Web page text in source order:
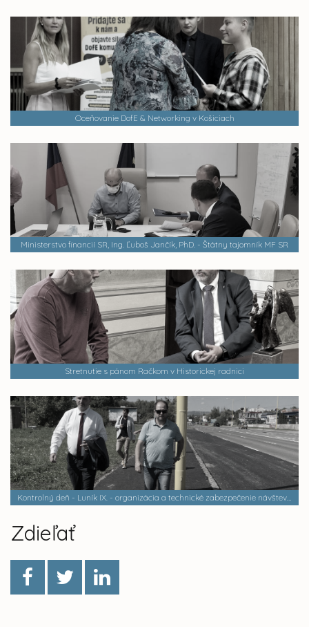
Oceňovanie DofE & Networking v Košiciach
Ministerstvo financií SR, Ing. Ľuboš Jančík, PhD. - Štátny tajomník MF SR
Stretnutie s pánom Račkom v Historickej radnici
Zdieľať